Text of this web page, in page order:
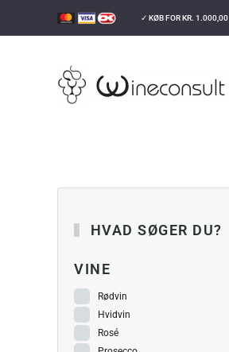
✓ KØB FORKR. 1.000,00
HVAD SØGER DU?
VINE
Rødvin
Hvidvin
Rosé